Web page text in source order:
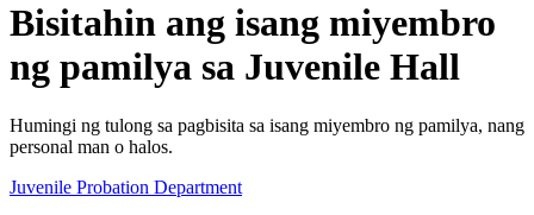
Bisitahin ang isang miyembro
ng pamilya sa Juvenile Hall
Humingi ng tulong sa pagbisita sa isang miyembro ng pamilya, nang
personal man o halos.
Juvenile Probation Department